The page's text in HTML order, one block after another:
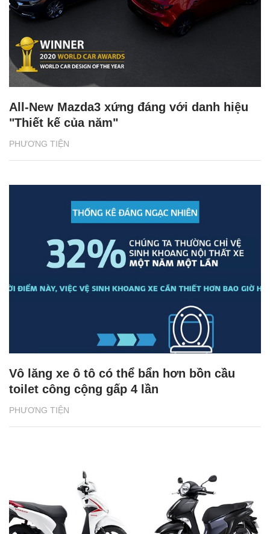
PHƯƠNG TIỆN
All-New Mazda3 xứng đáng với danh hiệu
"Thiết kế của năm"
PHƯƠNG TIỆN
Vô lăng xe ô tô có thể bẩn hơn bồn cầu
toilet công cộng gấp 4 lần